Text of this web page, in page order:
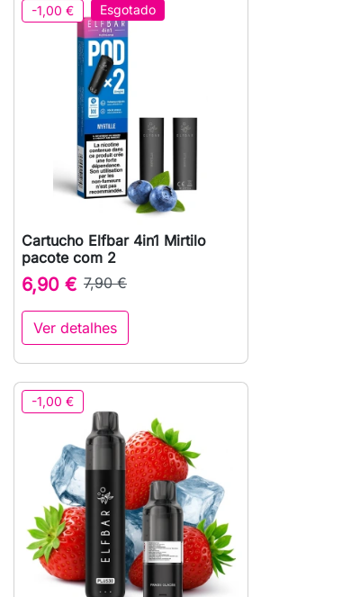
-1,00 € Esgotado
 Vista rápida
Cartucho Elfbar 4in1 Mirtilo
pacote com 2
6,90 € 7,90 €
Ver detalhes
-1,00 €